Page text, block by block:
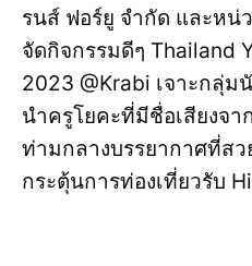
รนส์ ฟอร์ยู จำกัด และห
จัดกิจกรรมดีๆ Thailand
2023 @Krabi เจาะกลุ่
นำครูโยคะที่มีชื่อเสียงจ
ท่ามกลางบรรยากาศที่ส
กระตุ้นการท่องเที่ยวรับ